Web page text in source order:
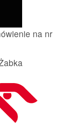
na nr